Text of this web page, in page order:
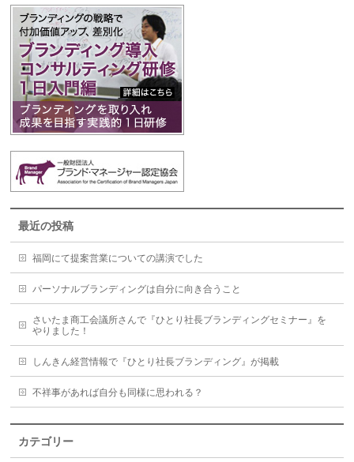
最近の投稿
福岡にて提案営業についての講演でした
パーソナルブランディングは自分に向き合うこと
さいたま商工会議所さんで『ひとり社長ブランディングセミナー』を
やりました！
しんきん経営情報で『ひとり社長ブランディング』が掲載
不祥事があれば自分も同様に思われる？
カテゴリー